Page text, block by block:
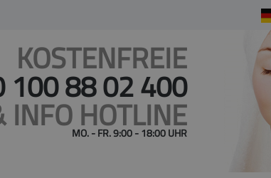
KOSTENFREIE
88 02 400
HOTLINE
MO. - FR. 9:00 - 18:00 UHR